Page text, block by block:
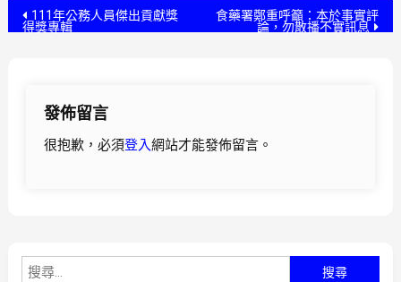
文111年公務人員傑出貢獻獎
得獎專輯
食藥署鄭重呼籲：本於事實評
論，勿散播不實訊息
發佈留言
很抱歉，必須登入網站才能發佈留言。